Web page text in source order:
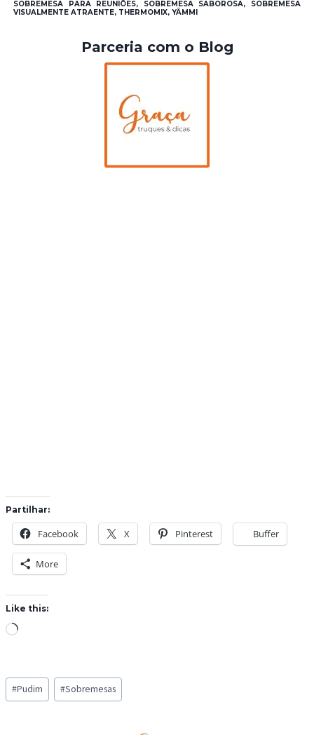
SOBREMESA PARA REUNIÕES, SOBREMESA SABOROSA, SOBREMESA
VISUALMENTE ATRAENTE, THERMOMIX, YÄMMI
Parceria com o Blog
Partilhar:
Facebook X Pinterest Buffer
More
Like this:
L
d
i
Post
Tags:
#Pudim #Sobremesas